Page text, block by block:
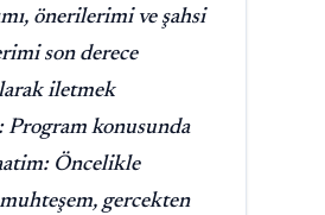
önerilerimi ve şahsi
son derece
iletmek
konusunda
Öncelikle
gercekten